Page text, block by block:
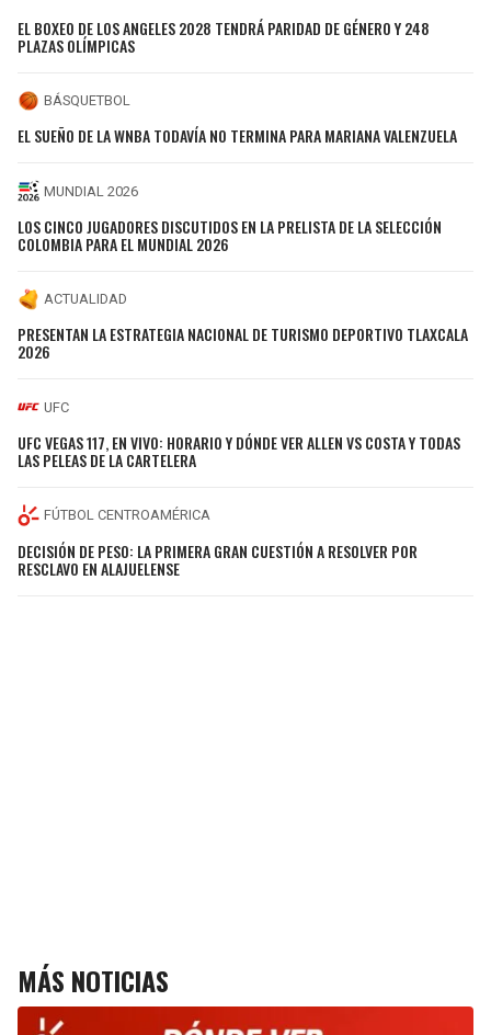
EL BOXEO DE LOS ANGELES 2028 TENDRÁ PARIDAD DE GÉNERO Y 248
PLAZAS OLÍMPICAS
BÁSQUETBOL
EL SUEÑO DE LA WNBA TODAVÍA NO TERMINA PARA MARIANA VALENZUELA
MUNDIAL 2026
LOS CINCO JUGADORES DISCUTIDOS EN LA PRELISTA DE LA SELECCIÓN
COLOMBIA PARA EL MUNDIAL 2026
ACTUALIDAD
PRESENTAN LA ESTRATEGIA NACIONAL DE TURISMO DEPORTIVO TLAXCALA
2026
UFC
UFC VEGAS 117, EN VIVO: HORARIO Y DÓNDE VER ALLEN VS COSTA Y TODAS
LAS PELEAS DE LA CARTELERA
FÚTBOL CENTROAMÉRICA
DECISIÓN DE PESO: LA PRIMERA GRAN CUESTIÓN A RESOLVER POR
RESCLAVO EN ALAJUELENSE
MÁS NOTICIAS